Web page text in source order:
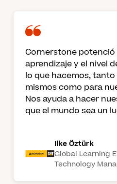
Cornerstone
aprendizaje y el nivel
lo que hacemos,
mismos como para
Nos ayuda a hacer
que el mundo sea un
Ilke Öztürk
Global Learning
Technology